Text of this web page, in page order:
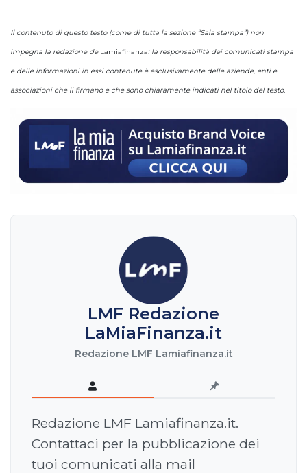
Il contenuto di questo testo (come di tutta la sezione “Sala stampa”) non
impegna la redazione de Lamiafinanza: la responsabilità dei comunicati stampa
e delle informazioni in essi contenute è esclusivamente delle aziende, enti e
associazioni che li firmano e che sono chiaramente indicati nel titolo del testo.
LMF Redazione
LaMiaFinanza.it
Redazione LMF Lamiafinanza.it
Redazione LMF Lamiafinanza.it.
Contattaci per la pubblicazione dei
tuoi comunicati alla mail